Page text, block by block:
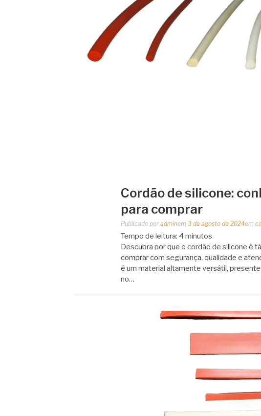
Cordão de silicone:
para comprar
Publicado por adminem 3 de agosto de 2024em
Tempo de leitura: 4 minutos
Descubra por que o cordão de silicone é
comprar com segurança, qualidade e
é um material altamente versátil,
no…